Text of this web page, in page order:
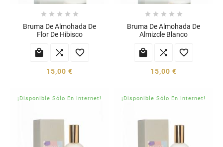
    
Bruma De Almohada De
Flor De Hibisco
  
15,00 €
    
Bruma De Almohada De
Almizcle Blanco
  
15,00 €
¡Disponible Sólo En Internet! ¡Disponible Sólo En Internet!